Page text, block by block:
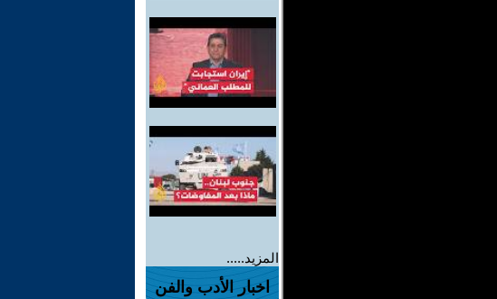
المزيد.....
اخبار الأدب والفن